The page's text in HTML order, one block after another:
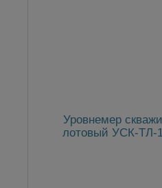
Уровнемер
лотовый УСК-ТЛ-